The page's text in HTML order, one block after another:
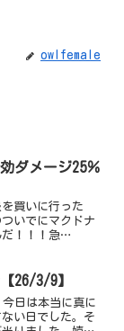
owlfemale
ダメージ25％
買いに行った
いでにマクドナ
！！！急
っぱ系の味なん
26/3/9】
日は本当に真に
い日でした。そ